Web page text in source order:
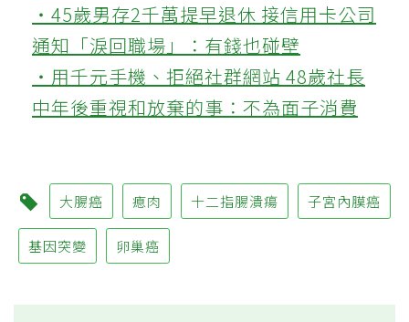
‧45歲男存2千萬提早退休 接信用卡公司
通知「淚回職場」：有錢也碰壁
‧用千元手機、拒絕社群網站 48歲社長
中年後重視和放棄的事：不為面子消費
大腸癌 瘜肉 十二指腸潰瘍 子宮內膜癌
基因突變 卵巢癌